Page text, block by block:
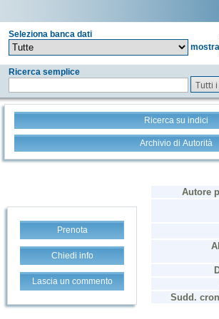
Seleziona banca dati
mostra
Ricerca semplice
Tutti
Ricerca su indici
Archivio di Autorità
Prenota
Chiedi info
Lascia un commento